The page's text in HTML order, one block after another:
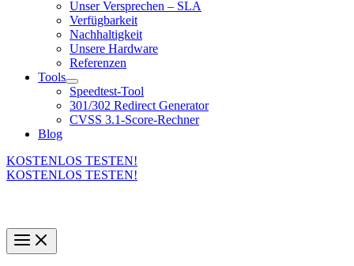
Unser Versprechen – SLA
Verfügbarkeit
Nachhaltigkeit
Unsere Hardware
Referenzen
Tools
Speedtest-Tool
301/302 Redirect Generator
CVSS 3.1-Score-Rechner
Blog
KOSTENLOS TESTEN!
KOSTENLOS TESTEN!